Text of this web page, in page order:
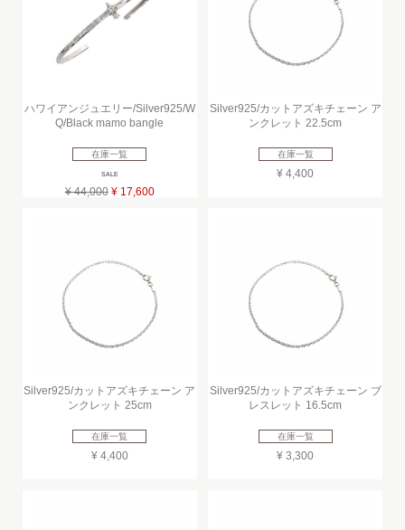
ハワイアンジュエリー/Silver925/W
Q/Black mamo bangle
在庫一覧
SALE
¥ 44,000 ¥ 17,600
Silver925/カットアズキチェーン ア
ンクレット 22.5cm
在庫一覧
¥ 4,400
Silver925/カットアズキチェーン ア
ンクレット 25cm
在庫一覧
¥ 4,400
Silver925/カットアズキチェーン ブ
レスレット 16.5cm
在庫一覧
¥ 3,300